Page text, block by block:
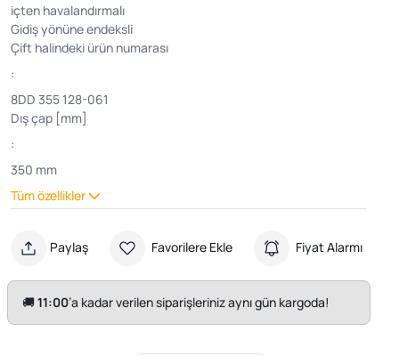
içten havalandırmalı
Gidiş yönüne endeksli
Çift halindeki ürün numarası
:
8DD 355 128-061
Dış çap [mm]
:
350 mm
Tüm özellikler
Paylaş Favorilere Ekle Fiyat Alarmı
🚚11:00’a kadar verilen siparişleriniz aynı gün kargoda!